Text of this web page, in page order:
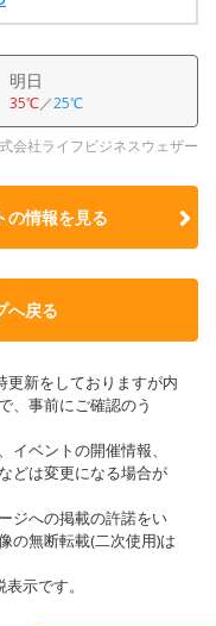
明日
35℃／25℃
会社ライフビジネスウェザー
の情報を見る
へ戻る
新をしておりますが内
、事前にご確認のう
ベントの開催情報、
どは変更になる場合が
ジへの掲載の許諾をい
の無断転載(二次使用)は
示です。